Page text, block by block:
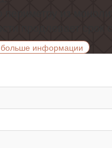
больше информации